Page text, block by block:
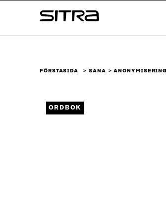
↓
Sitra
FÖRSTASIDA SANA ANONYMISERING
ORDBOK